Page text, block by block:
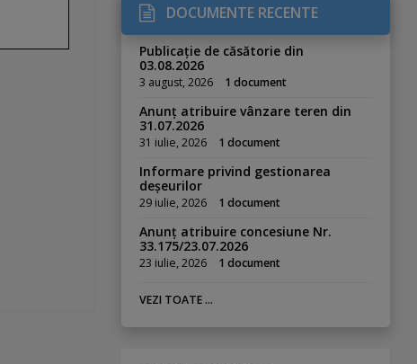
DOCUMENTE RECENTE
Publicație de căsătorie din
03.08.2026
3 august, 2026 1 document
Anunț atribuire vânzare teren din
31.07.2026
31 iulie, 2026 1 document
Informare privind gestionarea
deșeurilor
29 iulie, 2026 1 document
Anunț atribuire concesiune Nr.
33.175/23.07.2026
23 iulie, 2026 1 document
VEZI TOATE ...